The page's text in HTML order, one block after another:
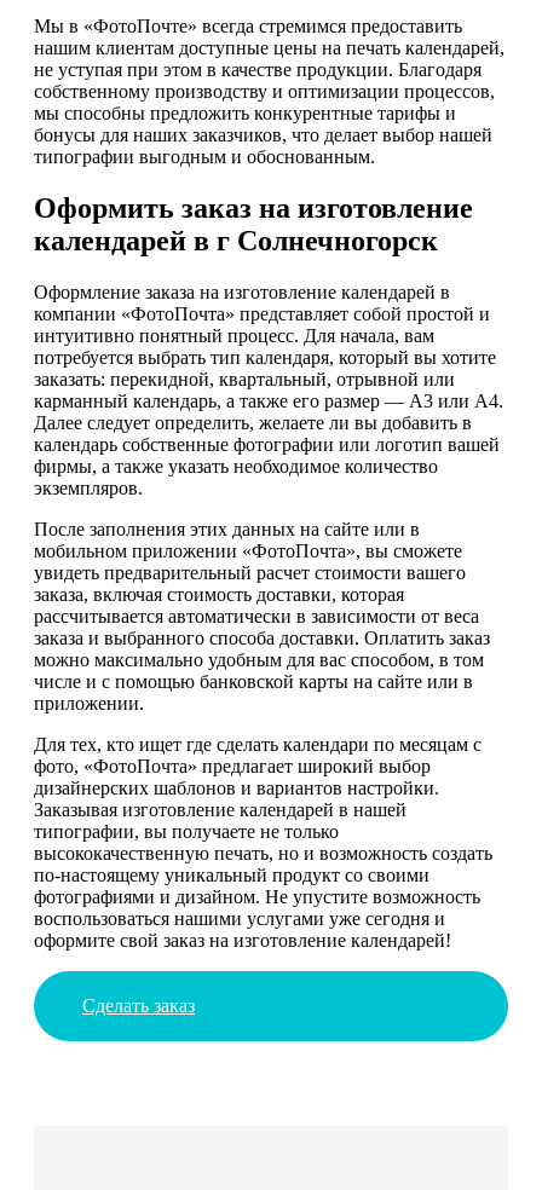
Мы в «ФотоПочте» всегда стремимся предоставить
нашим клиентам доступные цены на печать календарей,
не уступая при этом в качестве продукции. Благодаря
собственному производству и оптимизации процессов,
мы способны предложить конкурентные тарифы и
бонусы для наших заказчиков, что делает выбор нашей
типографии выгодным и обоснованным.
Оформить заказ на изготовление
календарей в г Солнечногорск
Оформление заказа на изготовление календарей в
компании «ФотоПочта» представляет собой простой и
интуитивно понятный процесс. Для начала, вам
потребуется выбрать тип календаря, который вы хотите
заказать: перекидной, квартальный, отрывной или
карманный календарь, а также его размер — А3 или А4.
Далее следует определить, желаете ли вы добавить в
календарь собственные фотографии или логотип вашей
фирмы, а также указать необходимое количество
экземпляров.
После заполнения этих данных на сайте или в
мобильном приложении «ФотоПочта», вы сможете
увидеть предварительный расчет стоимости вашего
заказа, включая стоимость доставки, которая
рассчитывается автоматически в зависимости от веса
заказа и выбранного способа доставки. Оплатить заказ
можно максимально удобным для вас способом, в том
числе и с помощью банковской карты на сайте или в
приложении.
Для тех, кто ищет где сделать календари по месяцам с
фото, «ФотоПочта» предлагает широкий выбор
дизайнерских шаблонов и вариантов настройки.
Заказывая изготовление календарей в нашей
типографии, вы получаете не только
высококачественную печать, но и возможность создать
по-настоящему уникальный продукт со своими
фотографиями и дизайном. Не упустите возможность
воспользоваться нашими услугами уже сегодня и
оформите свой заказ на изготовление календарей!
Сделать заказ